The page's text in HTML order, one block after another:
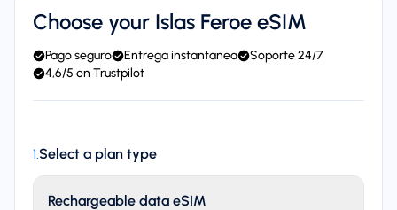
Choose your Islas Feroe eSIM
Pago seguro Entrega instantanea
Soporte 24/7
4,6/5 en Trustpilot
1.Select a plan type
Rechargeable data eSIM